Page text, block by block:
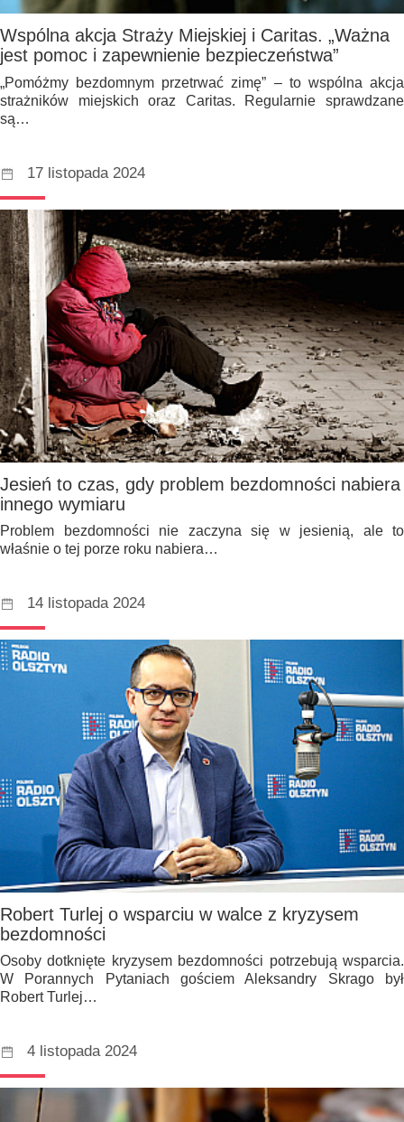
Wspólna akcja Straży Miejskiej i Caritas. „Ważna
jest pomoc i zapewnienie bezpieczeństwa”
„Pomóżmy bezdomnym przetrwać zimę” – to wspólna akcja
strażników miejskich oraz Caritas. Regularnie sprawdzane
są…
17 listopada 2024
Jesień to czas, gdy problem bezdomności nabiera
innego wymiaru
Problem bezdomności nie zaczyna się w jesienią, ale to
właśnie o tej porze roku nabiera…
14 listopada 2024
Robert Turlej o wsparciu w walce z kryzysem
bezdomności
Osoby dotknięte kryzysem bezdomności potrzebują wsparcia.
W Porannych Pytaniach gościem Aleksandry Skrago był
Robert Turlej…
4 listopada 2024